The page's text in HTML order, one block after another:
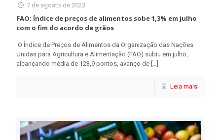
7 de agosto de 2023
FAO: Índice de preços de alimentos sobe 1,3% em julho
com o fim do acordo de grãos
O Índice de Preços de Alimentos da Organização das Nações
Unidas para Agricultura e Alimentação (FAO) subiu em julho,
alcançando média de 123,9 pontos, avanço de […]
Leia mais